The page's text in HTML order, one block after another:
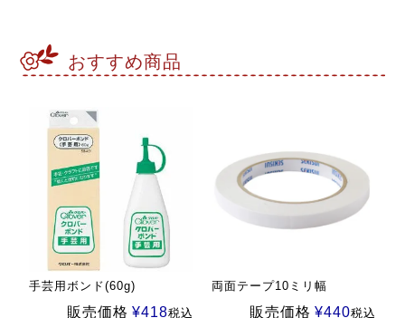
おすすめ商品
手芸用ボンド(60g)
販売価格 ¥418税込
両面テープ10ミリ幅
販売価格 ¥440税込